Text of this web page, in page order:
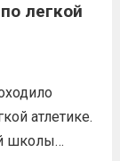
легкой
атлетике.
школы